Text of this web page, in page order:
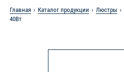
Главная Каталог продукции Люстры
40Вт